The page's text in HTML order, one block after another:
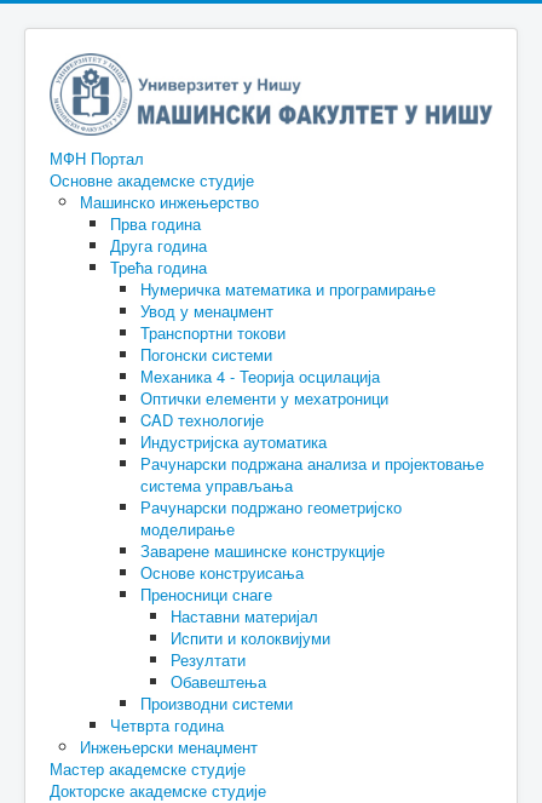
МФН Портал
Основне академске студије
Машинско инжењерство
Прва година
Друга година
Трећа година
Нумеричка математика и програмирање
Увод у менаџмент
Транспортни токови
Погонски системи
Механика 4 - Теорија осцилација
Оптички елементи у мехатроници
CAD технологије
Индустријска аутоматика
Рачунарски подржана анализа и пројектовање
система управљања
Рачунарски подржано геометријско
моделирање
Заварене машинске конструкције
Основе конструисања
Преносници снаге
Наставни материјал
Испити и колоквијуми
Резултати
Обавештења
Производни системи
Четврта година
Инжењерски менаџмент
Мастер академске студије
Докторске академске студије